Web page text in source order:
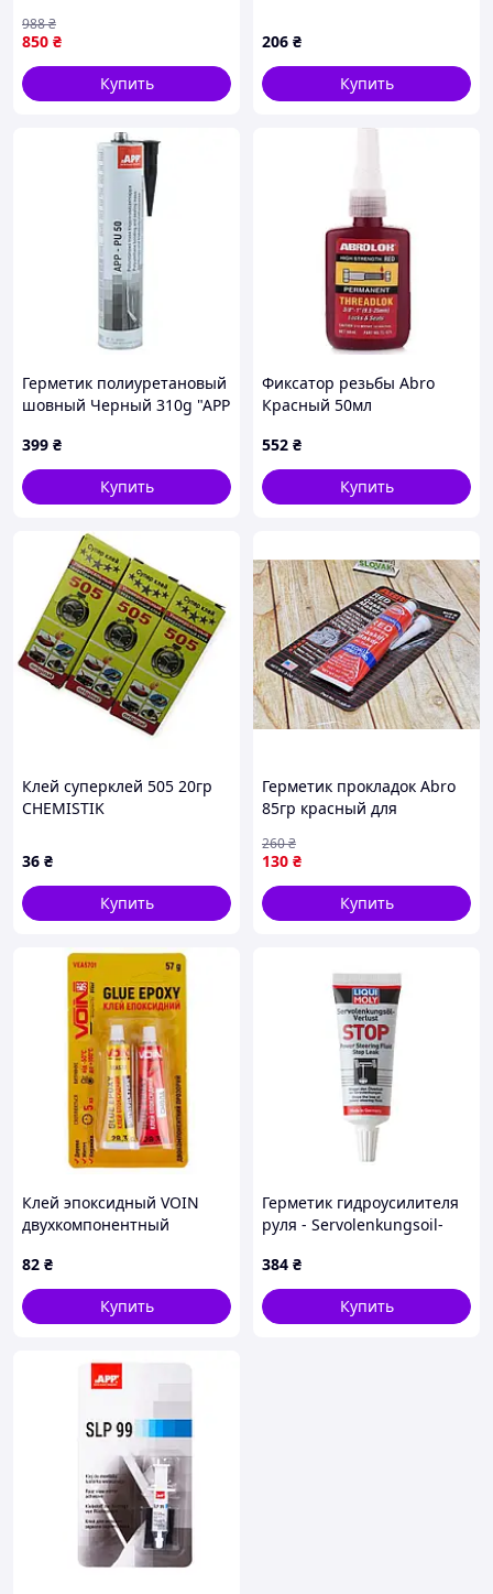
600 ml WURTH ( арт.
0890100181 )
850 ₴
988₴
Купить
Mittelfest) MANNOL, TM-F-
480
206 ₴
Купить
Герметик полиуретановый
шовный Черный 310g "APP
040303
399 ₴
Купить
Фиксатор резьбы Abro
Красный 50мл
552 ₴
Купить
Клей суперклей 505 20гр
CHEMISTIK
36 ₴
Купить
Герметик прокладок Abro
85гр красный для
промышленности
устойчивый к утечкам и
высоким температурам
130 ₴
260₴
Купить
Клей эпоксидный VOIN
двухкомпонентный
82 ₴
Купить
Герметик гидроусилителя
руля - Servolenkungsoil-
384 ₴
Купить